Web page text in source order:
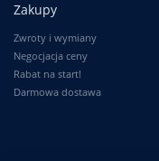
Zakupy
Zwroty i wymiany
Negocjacja ceny
Rabat na start!
Darmowa dostawa